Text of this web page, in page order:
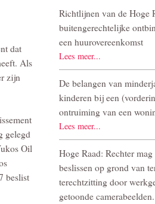
dat
Als
zijn
gelegd
Oil
beslist
Richtlijnen van de Hoge
buitengerechtelijke
een huurovereenkomst
Lees meer...
De belangen van
kinderen bij een
ontruiming van een
Lees meer...
Hoge Raad: Rechter
beslissen op grond van
terechtzitting door
getoonde camerabeelden.